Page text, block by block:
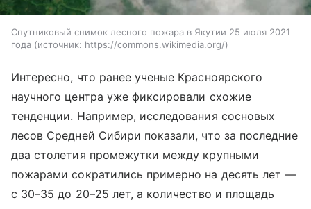
Спутниковый снимок лесного пожара в Якутии 25 июля 2021
года
источник: https://commons.wikimedia.org/
Интересно, что ранее ученые Красноярского
научного центра уже фиксировали схожие
тенденции. Например, исследования сосновых
лесов Средней Сибири показали, что за последние
два столетия промежутки между крупными
пожарами сократились примерно на десять лет —
с 30–35 до 20–25 лет, а количество и площадь